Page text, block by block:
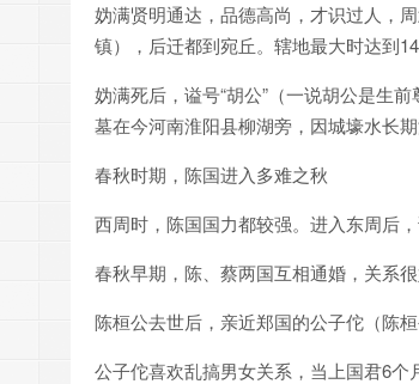
妫满贤明通达，品德高尚，才识过人，
镇），后迁都到宛丘。辖地最大时达到
妫满死后，谥号“胡公”（一说胡公是生
墓在今河南淮阳县柳湖旁，因城壕水长
春秋时期，陈国进入多难之秋
西周时，陈国国力都较强。进入东周后，
春秋早期，陈、蔡两国互相通婚，关系
陈桓公去世后，亲近郑国的公子佗（陈
公子佗喜欢乱搞男女关系，当上国君6